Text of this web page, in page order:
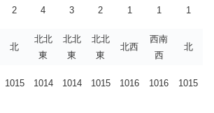
2 4 3 2 1 1 1
北
北北
東
北北
東
北北
東
北西
西南
西
北
1015 1014 1014 1015 1016 1016 1015